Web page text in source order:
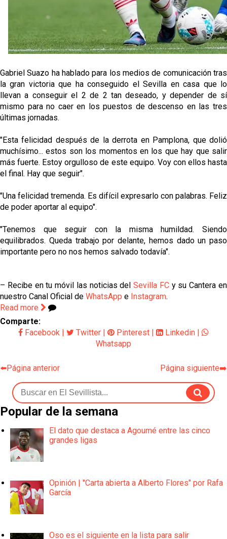
Gabriel Suazo ha hablado para los medios de comunicación tras
la gran victoria que ha conseguido el Sevilla en casa que lo
llevan a conseguir el 2 de 2 tan deseado, y depender de sí
mismo para no caer en los puestos de descenso en las tres
últimas jornadas.
"Esta felicidad después de la derrota en Pamplona, que dolió
muchísimo... estos son los momentos en los que hay que salir
más fuerte. Estoy orgulloso de este equipo. Voy con ellos hasta
el final. Hay que seguir".
"Una felicidad tremenda. Es difícil expresarlo con palabras. Feliz
de poder aportar al equipo".
"Tenemos que seguir con la misma humildad. Siendo
equilibrados. Queda trabajo por delante, hemos dado un paso
importante pero no nos hemos salvado todavía".
– Recibe en tu móvil las noticias delSevilla FCy su Cantera en
nuestro Canal Oficial de WhatsApp e Instagram.
Read more
Comparte:
Facebook
Twitter Pinterest Linkedin
Whatsapp
⬅️Página anterior Página siguiente➡️
Popular de la semana
El dato que destaca a Agoumé entre las cinco
grandes ligas
Opinión | "Carta abierta a Alberto Flores" por Rafa
García
Oso es el siguiente en la lista para salir